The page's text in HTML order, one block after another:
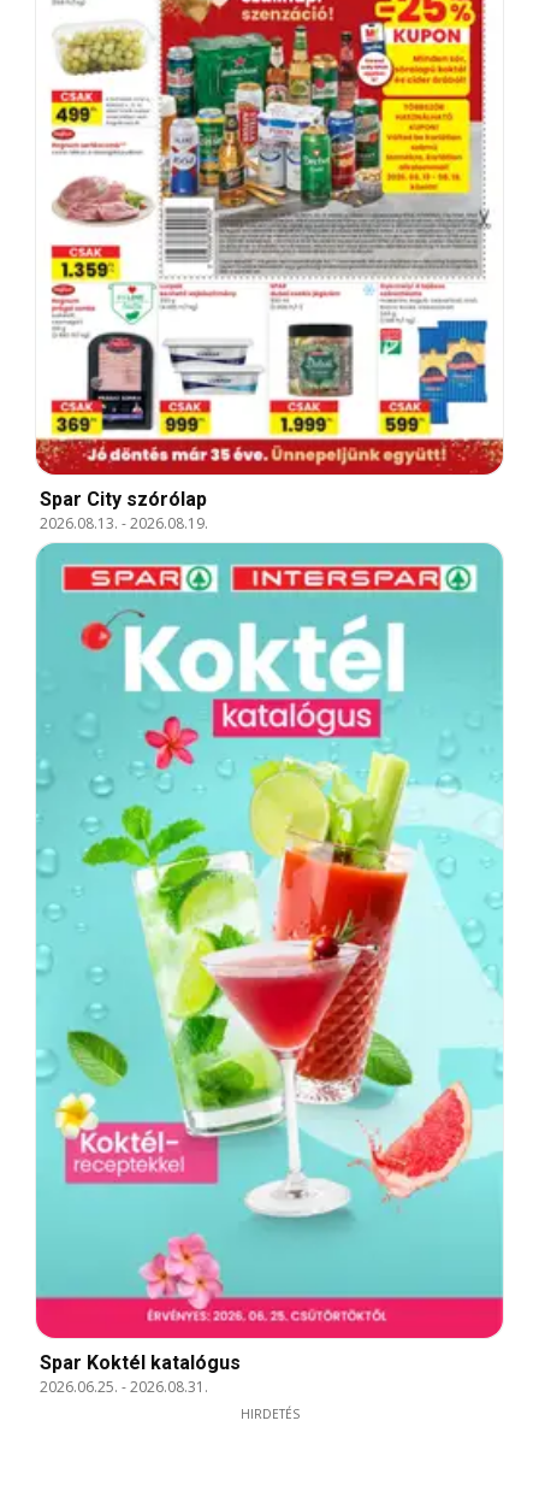
Spar City szórólap
2026.08.13. -2026.08.19.
Spar Koktél katalógus
2026.06.25. -2026.08.31.
HIRDETÉS